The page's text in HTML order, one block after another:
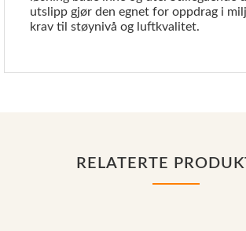
utslipp gjør den egnet for oppdrag i
krav til støynivå og luftkvalitet.
RELATERTE